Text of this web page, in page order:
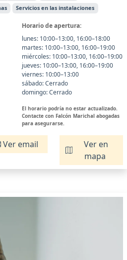
Servicios en las instalaciones
Horario de apertura:
lunes: 10:00–13:00, 16:00–18:00
martes: 10:00–13:00, 16:00–19:00
miércoles: 10:00–13:00, 16:00–19:00
jueves: 10:00–13:00, 16:00–19:00
viernes: 10:00–13:00
sábado: Cerrado
domingo: Cerrado
El horario podría no estar actualizado.
Contacte con Falcón Marichal abogadas
para asegurarse.
Ver email
Ver en
mapa